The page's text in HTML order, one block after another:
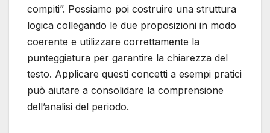
compiti”. Possiamo poi costruire una struttura
logica collegando le due proposizioni in modo
coerente e utilizzare correttamente la
punteggiatura per garantire la chiarezza del
testo. Applicare questi concetti a esempi pratici
può aiutare a consolidare la comprensione
dell’analisi del periodo.